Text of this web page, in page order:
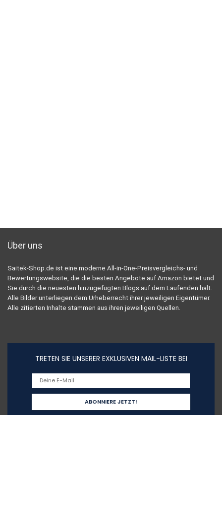
Über uns
Saitek-Shop.de ist eine moderne All-in-One-Preisvergleichs- und
Bewertungswebsite, die die besten Angebote auf Amazon bietet und
Sie durch die neuesten hinzugefügten Blogs auf dem Laufenden hält.
Alle Bilder unterliegen dem Urheberrecht ihrer jeweiligen Eigentümer.
Alle zitierten Inhalte stammen aus ihren jeweiligen Quellen.
TRETEN SIE UNSERER EXKLUSIVEN MAIL-LISTE BEI